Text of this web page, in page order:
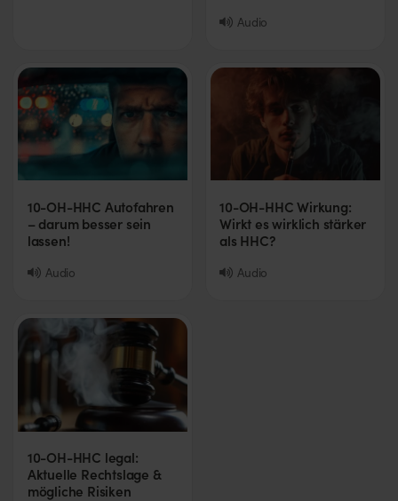
Audio
10-OH-HHC Autofahren
– darum besser sein
lassen!
Audio
10-OH-HHC Wirkung:
Wirkt es wirklich stärker
als HHC?
Audio
10-OH-HHC legal:
Aktuelle Rechtslage &
mögliche Risiken